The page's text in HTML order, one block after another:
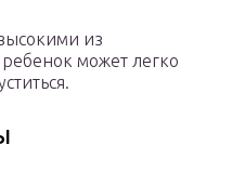
из
может легко